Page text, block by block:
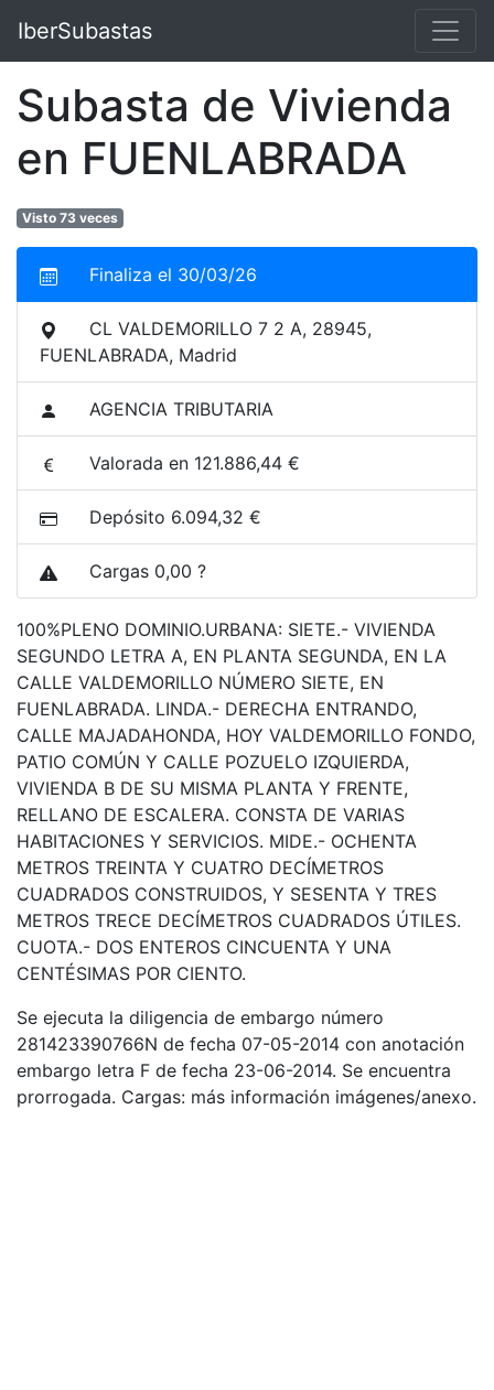
IberSubastas
Subasta de Vivienda
en FUENLABRADA
Visto 73 veces
Finaliza el 30/03/26
CL VALDEMORILLO 7 2 A, 28945,
FUENLABRADA, Madrid
AGENCIA TRIBUTARIA
Valorada en 121.886,44 €
Depósito 6.094,32 €
Cargas 0,00 ?
100%PLENO DOMINIO.URBANA: SIETE.- VIVIENDA
SEGUNDO LETRA A, EN PLANTA SEGUNDA, EN LA
CALLE VALDEMORILLO NÚMERO SIETE, EN
FUENLABRADA. LINDA.- DERECHA ENTRANDO,
CALLE MAJADAHONDA, HOY VALDEMORILLO FONDO,
PATIO COMÚN Y CALLE POZUELO IZQUIERDA,
VIVIENDA B DE SU MISMA PLANTA Y FRENTE,
RELLANO DE ESCALERA. CONSTA DE VARIAS
HABITACIONES Y SERVICIOS. MIDE.- OCHENTA
METROS TREINTA Y CUATRO DECÍMETROS
CUADRADOS CONSTRUIDOS, Y SESENTA Y TRES
METROS TRECE DECÍMETROS CUADRADOS ÚTILES.
CUOTA.- DOS ENTEROS CINCUENTA Y UNA
CENTÉSIMAS POR CIENTO.
Se ejecuta la diligencia de embargo número
281423390766N de fecha 07-05-2014 con anotación
embargo letra F de fecha 23-06-2014. Se encuentra
prorrogada. Cargas: más información imágenes/anexo.